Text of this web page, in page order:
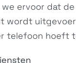
we ervoor dat de
wordt
telefoon hoeft